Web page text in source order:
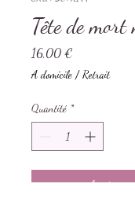
Tête de mort
16,00 €
A domicile / Retrait
Quantité *
Ajouter